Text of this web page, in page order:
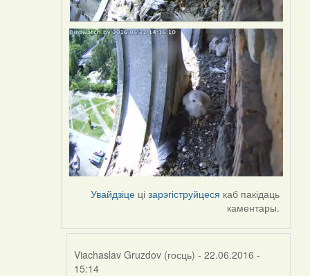
Увайдзіце цізарэгіструйцеся каб пакідаць
каментары.
Viachaslav Gruzdov (госць) - 22.06.2016 -
15:14